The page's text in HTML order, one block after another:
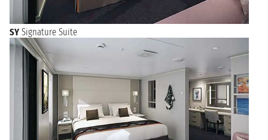
SY Signature Suite